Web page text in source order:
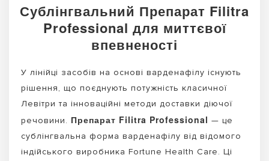
Сублінгвальний Препарат Filitra
Professional для миттєвої
впевненості
У лінійці засобів на основі варденафілу існують
рішення, що поєднують потужність класичної
Левітри та інноваційні методи доставки діючої
речовини. Препарат Filitra Professional — це
сублінгвальна форма варденафілу від відомого
індійського виробника Fortune Health Care. Ці